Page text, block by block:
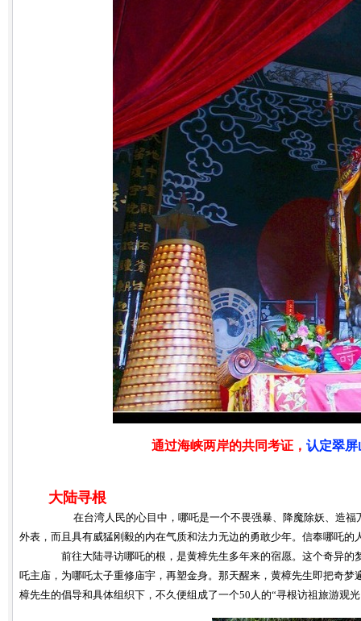
通过海峡两岸的共同考证， 认定翠屏
大陆寻根
在台湾人民的心目中，哪吒是一个不畏强暴、降魔除妖、造
外表，而且具有威猛刚毅的内在气质和法力无边的勇敢少年。信奉哪吒
前往大陆寻访哪吒的根，是黄樟先生多年来的宿愿。这个奇异的梦
吒主庙，为哪吒太子重修庙宇，再塑金身。那天醒来，黄樟先生即把奇
樟先生的倡导和具体组织下，不久便组成了一个50人的“寻根访祖旅游观